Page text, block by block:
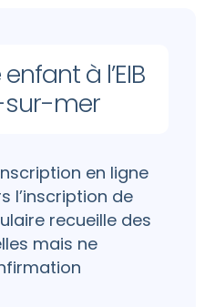
à l’EIB
mer
en ligne
l’inscription de
recueille des
mais ne